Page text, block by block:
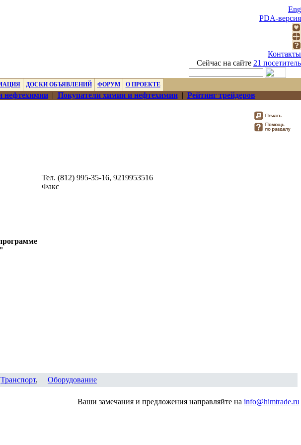
Eng
PDA-версия
Контакты
Сейчас на сайте 21 посетитель
ДОСКИ ОБЪЯВЛЕНИЙ ФОРУМ О ПРОЕКТЕ
нефтехимии| Покупатели химии и нефтехимии| Рейтинг трейдеров
Тел. (812) 995-35-16, 9219953516
Факс
"
Транспорт, Оборудование
Ваши замечания и предложения направляйте на info@himtrade.ru